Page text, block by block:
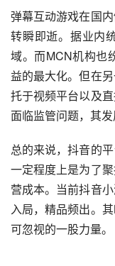
弹幕互动游戏在国
转瞬即逝。据业内
域。而MCN机构也
益的最大化。但在
托于视频平台以及
面临监管问题，其
总的来说，抖音的
一定程度上是为了
营成本。当前抖音
入局，精品频出。
可忽视的一股力量。